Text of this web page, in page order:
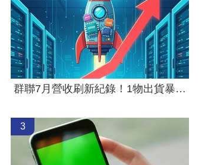
群聯7月營收刷新紀錄！1物出貨暴增4500%
3